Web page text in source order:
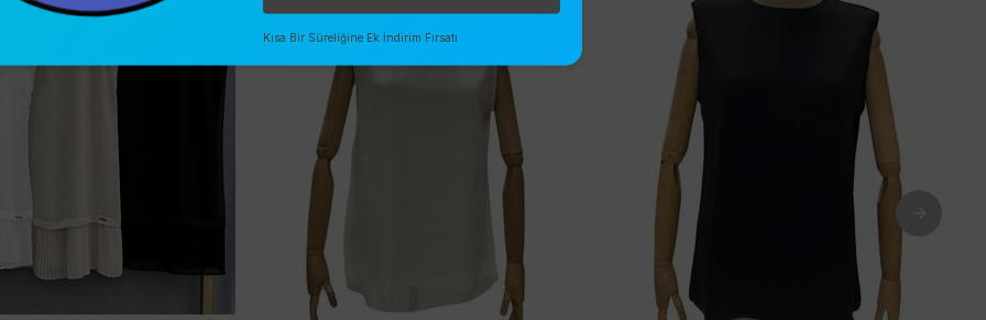
Kısa Bir Süreliğine Ek İndirim Fırsatı